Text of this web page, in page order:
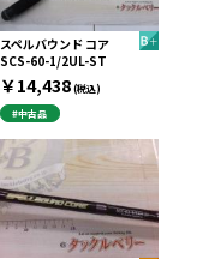
スペルバウンド コア
SCS-60-1/2UL-ST
￥14,438(税込)
#中古品